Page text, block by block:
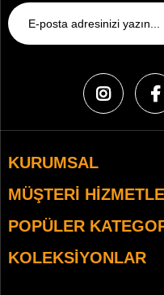
KURUMSAL
MÜŞTERI
POPÜLER
KOLEKSIYONLAR